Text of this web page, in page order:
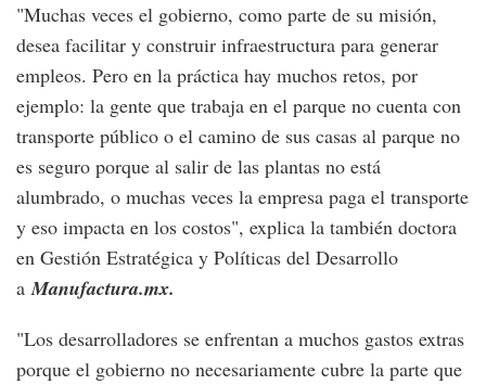
"Muchas veces el gobierno, como parte de su misión,
desea facilitar y construir infraestructura para generar
empleos. Pero en la práctica hay muchos retos, por
ejemplo: la gente que trabaja en el parque no cuenta con
transporte público o el camino de sus casas al parque no
es seguro porque al salir de las plantas no está
alumbrado, o muchas veces la empresa paga el transporte
y eso impacta en los costos", explica la también doctora
en Gestión Estratégica y Políticas del Desarrollo
aManufactura.mx.
"Los desarrolladores se enfrentan a muchos gastos extras
porque el gobierno no necesariamente cubre la parte que